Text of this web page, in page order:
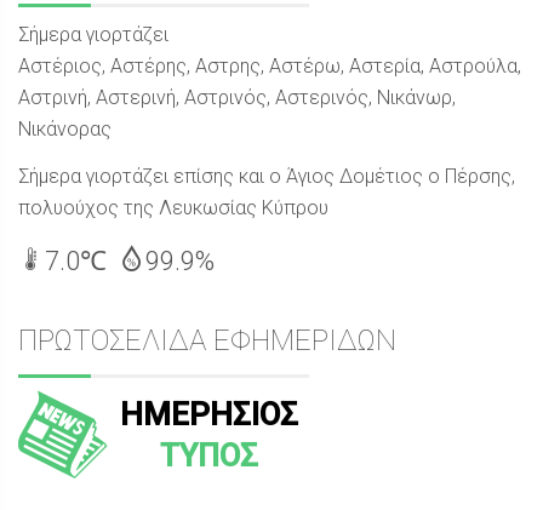
Σήμερα γιορτάζει
Αστέριος, Αστέρης, Αστρης, Αστέρω, Αστερία, Αστρούλα,
Αστρινή, Αστερινή, Αστρινός, Αστερινός, Νικάνωρ,
Νικάνορας
Σήμερα γιορτάζει επίσης και ο Άγιος Δομέτιος ο Πέρσης,
πολυούχος της Λευκωσίας Κύπρου
7.0℃ 99.9%
ΠΡΩΤΟΣΕΛΙΔΑ ΕΦΗΜΕΡΙΔΩΝ
ΗΜΕΡΗΣΙΟΣ
ΤΥΠΟΣ